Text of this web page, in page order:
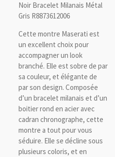
Noir Bracelet Milanais Métal
Gris R8873612006
Cette montre Maserati est
un excellent choix pour
accompagner un look
branché. Elle est sobre de par
sa couleur, et élégante de
par son design. Composée
d’un bracelet milanais et d’un
boitier rond en acier avec
cadran chronographe, cette
montre a tout pour vous
séduire. Elle se décline sous
plusieurs coloris, et en